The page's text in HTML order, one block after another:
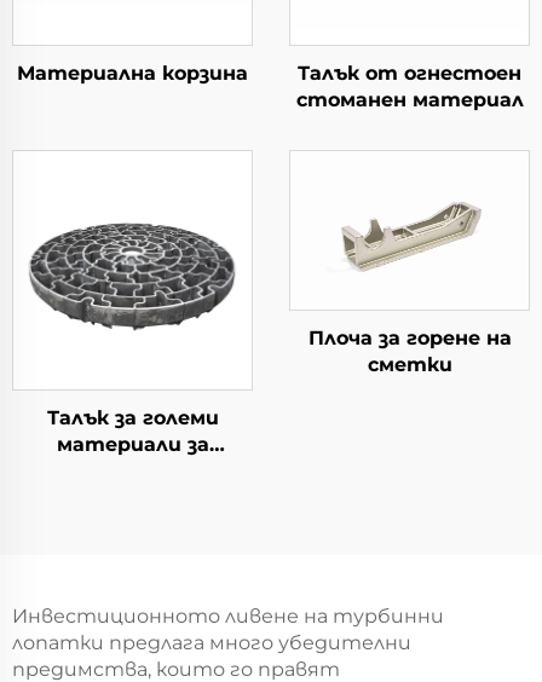
Материална корзина
Талък от огнестоен
стоманен материал
Талък за големи
материали за
Плоча за горене на
сметки
Инвестиционното ливене на турбинни
лопатки предлага много убедителни
предимства, които го правят